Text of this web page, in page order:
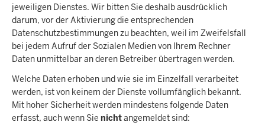
jeweiligen Dienstes. Wir bitten Sie deshalb ausdrücklich
darum, vor der Aktivierung die entsprechenden
Datenschutzbestimmungen zu beachten, weil im Zweifelsfall
bei jedem Aufruf der Sozialen Medien von Ihrem Rechner
Daten unmittelbar an deren Betreiber übertragen werden.
Welche Daten erhoben und wie sie im Einzelfall verarbeitet
werden, ist von keinem der Dienste vollumfänglich bekannt.
Mit hoher Sicherheit werden mindestens folgende Daten
erfasst, auch wenn Sie nichtangemeldet sind: